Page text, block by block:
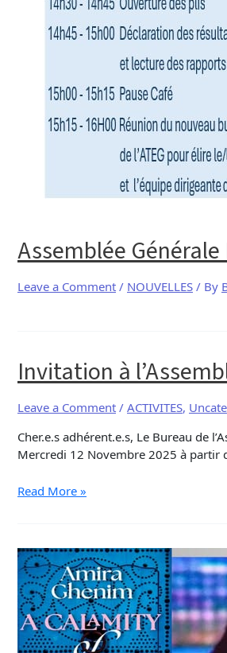
Assemblée
Leave a Comment / NOUVELLES / By
Invitation à
Leave a Comment / ACTIVITES,
Cher.e.s adhérent.e.s, Le Bureau de
Mercredi 12 Novembre 2025 à partir
Read More »